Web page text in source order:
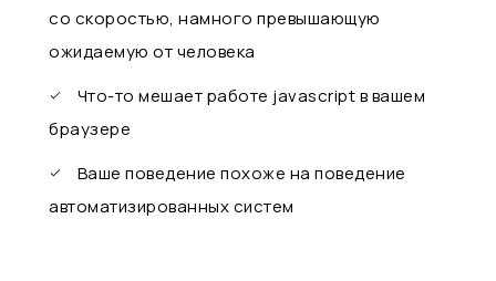
со скоростью, намного превышающую
ожидаемую от человека
Что-то мешает работе javascript в вашем
браузере
Ваше поведение похоже на поведение
автоматизированных систем